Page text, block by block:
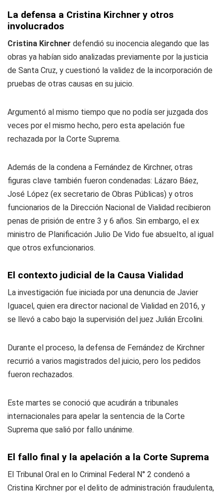
La defensa a Cristina Kirchner y otros
involucrados
Cristina Kirchner defendió su inocencia alegando que las
obras ya habían sido analizadas previamente por la justicia
de Santa Cruz, y cuestionó la validez de la incorporación de
pruebas de otras causas en su juicio.
Argumentó al mismo tiempo que no podía ser juzgada dos
veces por el mismo hecho, pero esta apelación fue
rechazada por la Corte Suprema.
Además de la condena a Fernández de Kirchner, otras
figuras clave también fueron condenadas: Lázaro Báez,
José López (ex secretario de Obras Públicas) y otros
funcionarios de la Dirección Nacional de Vialidad recibieron
penas de prisión de entre 3 y 6 años. Sin embargo, el ex
ministro de Planificación Julio De Vido fue absuelto, al igual
que otros exfuncionarios.
El contexto judicial de la Causa Vialidad
La investigación fue iniciada por una denuncia de Javier
Iguacel, quien era director nacional de Vialidad en 2016, y
se llevó a cabo bajo la supervisión del juez Julián Ercolini.
Durante el proceso, la defensa de Fernández de Kirchner
recurrió a varios magistrados del juicio, pero los pedidos
fueron rechazados.
Este martes se conoció que acudirán a tribunales
internacionales para apelar la sentencia de la Corte
Suprema que salió por fallo unánime.
El fallo final y la apelación a la Corte Suprema
El Tribunal Oral en lo Criminal Federal N° 2 condenó a
Cristina Kirchner por el delito de administración fraudulenta,